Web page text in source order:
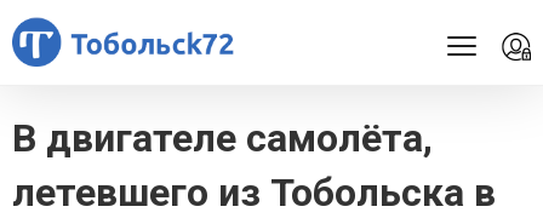
В двигателе самолёта,
летевшего из Тобольска в